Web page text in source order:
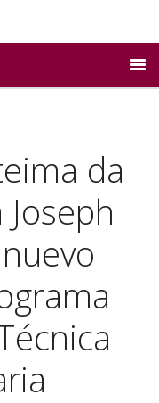
da